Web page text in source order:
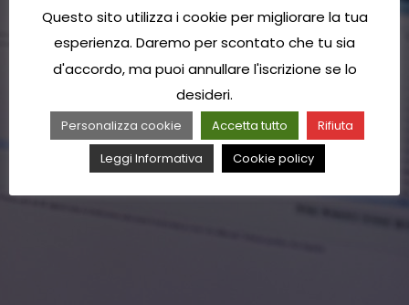
Questo sito utilizza i cookie per migliorare la tua
esperienza. Daremo per scontato che tu sia
d'accordo, ma puoi annullare l'iscrizione se lo
desideri.
Personalizza cookie Accetta tutto
Rifiuta
Leggi Informativa
Cookie policy